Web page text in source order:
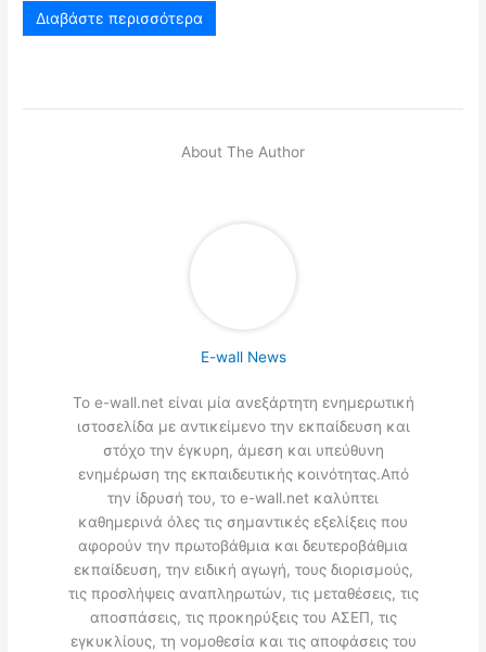
Διαβάστε περισσότερα
About The Author
E-wall News
Το e-wall.net είναι μία ανεξάρτητη ενημερωτική
ιστοσελίδα με αντικείμενο την εκπαίδευση και
στόχο την έγκυρη, άμεση και υπεύθυνη
ενημέρωση της εκπαιδευτικής κοινότητας.Από
την ίδρυσή του, το e-wall.net καλύπτει
καθημερινά όλες τις σημαντικές εξελίξεις που
αφορούν την πρωτοβάθμια και δευτεροβάθμια
εκπαίδευση, την ειδική αγωγή, τους διορισμούς,
τις προσλήψεις αναπληρωτών, τις μεταθέσεις, τις
αποσπάσεις, τις προκηρύξεις του ΑΣΕΠ, τις
εγκυκλίους, τη νομοθεσία και τις αποφάσεις του